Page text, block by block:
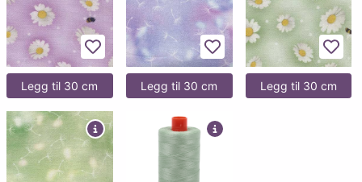
Legg til favoritter
Legg til 30 cm
Legg til favoritter
Legg til 30 cm Legg til 30 cm